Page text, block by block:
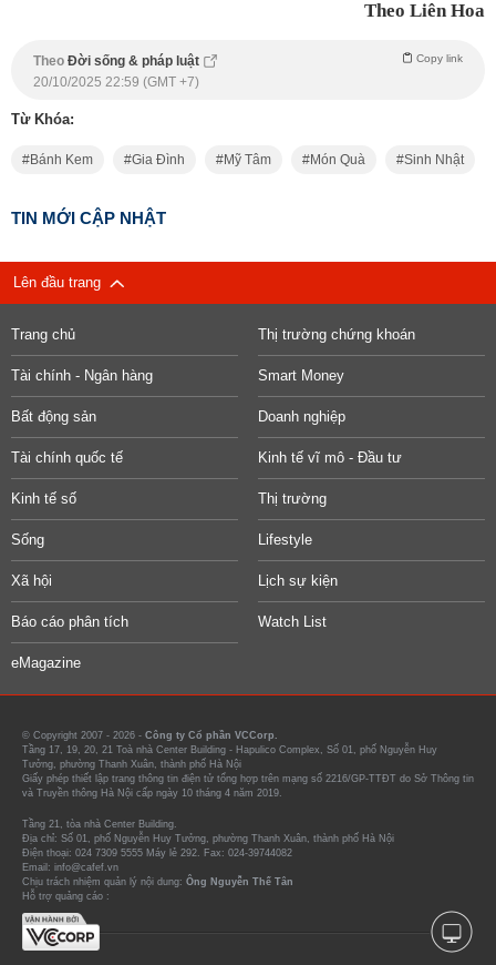
Theo Liên Hoa
Theo Đời sống & pháp luật Copy link
20/10/2025 22:59 (GMT +7)
Từ Khóa:
Bánh Kem Gia Đình Mỹ Tâm Món Quà Sinh Nhật
TIN MỚI CẬP NHẬT
Lên đầu trang
Trang chủ Thị trường chứng khoán
Tài chính - Ngân hàng Smart Money
Bất động sản Doanh nghiệp
Tài chính quốc tế Kinh tế vĩ mô - Đầu tư
Kinh tế số Thị trường
Sống Lifestyle
Xã hội Lịch sự kiện
Báo cáo phân tích Watch List
eMagazine
© Copyright 2007 - 2026 - Công ty Cổ phần VCCorp.
Tầng 17, 19, 20, 21 Toà nhà Center Building - Hapulico Complex, Số 01, phố Nguyễn Huy
Tưởng, phường Thanh Xuân, thành phố Hà Nội
Giấy phép thiết lập trang thông tin điện tử tổng hợp trên mạng số 2216/GP-TTĐT do Sở Thông tin
và Truyền thông Hà Nội cấp ngày 10 tháng 4 năm 2019.
Tầng 21, tòa nhà Center Building.
Địa chỉ: Số 01, phố Nguyễn Huy Tưởng, phường Thanh Xuân, thành phố Hà Nội
Điện thoại: 024 7309 5555 Máy lẻ 292. Fax: 024-39744082
Email: info@cafef.vn
Chịu trách nhiệm quản lý nội dung: Ông Nguyễn Thế Tân
Hỗ trợ quảng cáo :